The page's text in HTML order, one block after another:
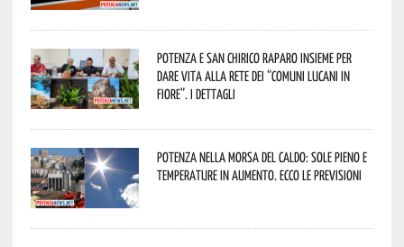
Potenza e San Chirico Raparo insieme per
dare vita alla rete dei “Comuni Lucani in
Fiore”. I dettagli
Potenza nella morsa del caldo: sole pieno e
temperature in aumento. Ecco le previsioni